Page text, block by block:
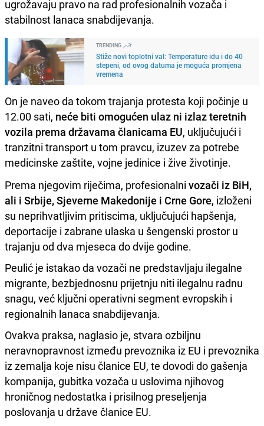
ugrožavaju pravo na rad profesionalnih vozača i
stabilnost lanaca snabdijevanja.
TRENDING
Stiže novi toplotni val: Temperature idu i do 40
stepeni, od ovog datuma je moguća promjena
vremena
On je naveo da tokom trajanja protesta koji počinje u
12.00 sati, neće biti omogućen ulaz ni izlaz teretnih
vozila prema državama članicama EU, uključujući i
tranzitni transport u tom pravcu, izuzev za potrebe
medicinske zaštite, vojne jedinice i žive životinje.
Prema njegovim riječima, profesionalni vozači iz BiH,
ali i Srbije, Sjeverne Makedonije i Crne Gore, izloženi
su neprihvatljivim pritiscima, uključujući hapšenja,
deportacije i zabrane ulaska u šengenski prostor u
trajanju od dva mjeseca do dvije godine.
Peulić je istakao da vozači ne predstavljaju ilegalne
migrante, bezbjednosnu prijetnju niti ilegalnu radnu
snagu, već ključni operativni segment evropskih i
regionalnih lanaca snabdijevanja.
Ovakva praksa, naglasio je, stvara ozbiljnu
neravnopravnost između prevoznika iz EU i prevoznika
iz zemalja koje nisu članice EU, te dovodi do gašenja
kompanija, gubitka vozača u uslovima njihovog
hroničnog nedostatka i prisilnog preseljenja
poslovanja u države članice EU.